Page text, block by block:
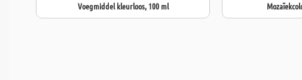
Voegmiddel kleurloos, 100 ml